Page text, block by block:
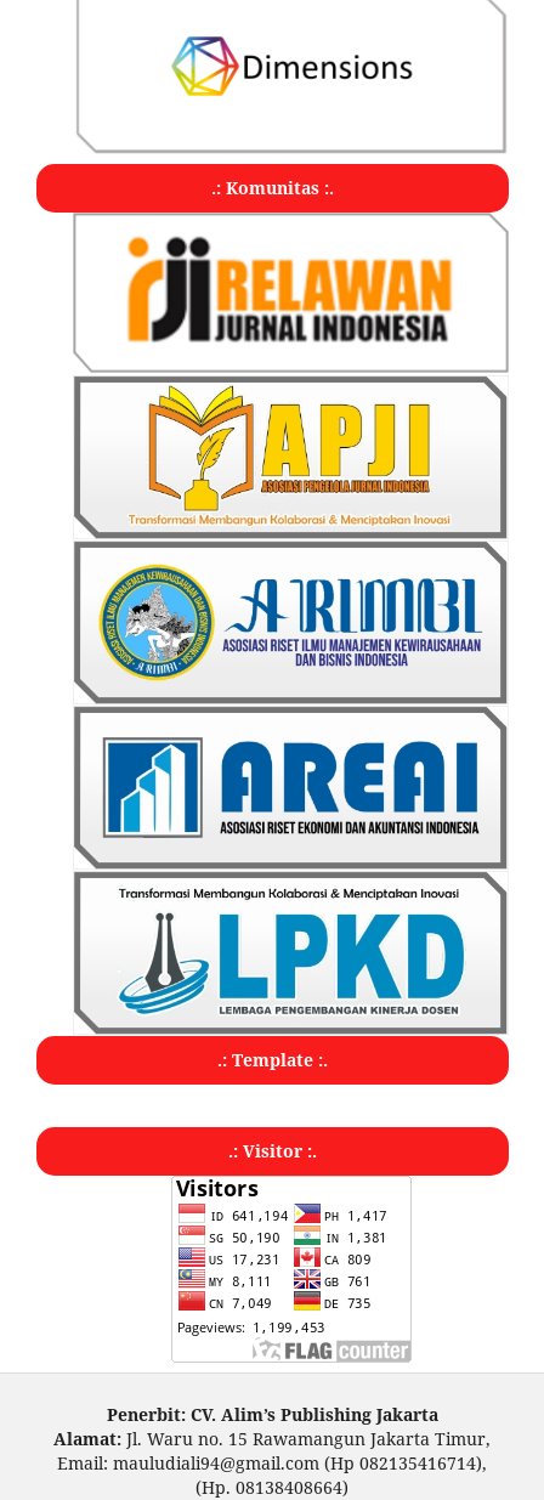
.: Komunitas :.
.: Template :.
.: Visitor :.
Penerbit: CV. Alim’s Publishing Jakarta
Alamat: Jl. Waru no. 15 Rawamangun Jakarta Timur,
Email: mauludiali94@gmail.com (Hp 082135416714),
(Hp. 08138408664)